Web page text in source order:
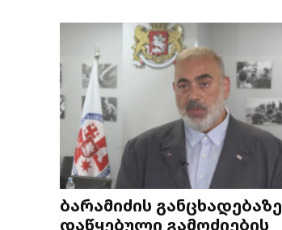
ბარამიძის განცხადებაზე
დაწყებული გამოძიების